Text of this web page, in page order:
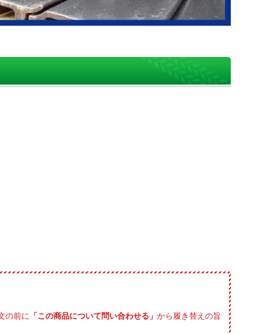
の前に 「この商品について問い合わせる」 から履き替えの旨